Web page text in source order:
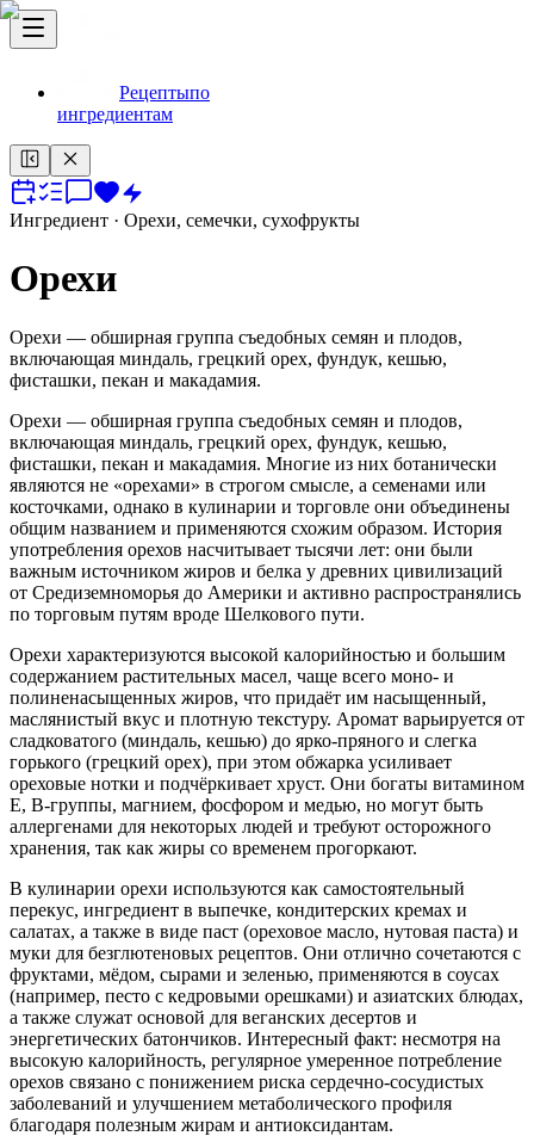
Рецептыпо
ингредиентам
Ингредиент · Орехи, семечки, сухофрукты
Орехи
Орехи — обширная группа съедобных семян и плодов,
включающая миндаль, грецкий орех, фундук, кешью,
фисташки, пекан и макадамия.
Орехи — обширная группа съедобных семян и плодов,
включающая миндаль, грецкий орех, фундук, кешью,
фисташки, пекан и макадамия. Многие из них ботанически
являются не «орехами» в строгом смысле, а семенами или
косточками, однако в кулинарии и торговле они объединены
общим названием и применяются схожим образом. История
употребления орехов насчитывает тысячи лет: они были
важным источником жиров и белка у древних цивилизаций
от Средиземноморья до Америки и активно распространялись
по торговым путям вроде Шелкового пути.
Орехи характеризуются высокой калорийностью и большим
содержанием растительных масел, чаще всего моно- и
полиненасыщенных жиров, что придаёт им насыщенный,
маслянистый вкус и плотную текстуру. Аромат варьируется от
сладковатого (миндаль, кешью) до ярко-пряного и слегка
горького (грецкий орех), при этом обжарка усиливает
ореховые нотки и подчёркивает хруст. Они богаты витамином
E, B-группы, магнием, фосфором и медью, но могут быть
аллергенами для некоторых людей и требуют осторожного
хранения, так как жиры со временем прогоркают.
В кулинарии орехи используются как самостоятельный
перекус, ингредиент в выпечке, кондитерских кремах и
салатах, а также в виде паст (ореховое масло, нутовая паста) и
муки для безглютеновых рецептов. Они отлично сочетаются с
фруктами, мёдом, сырами и зеленью, применяются в соусах
(например, песто с кедровыми орешками) и азиатских блюдах,
а также служат основой для веганских десертов и
энергетических батончиков. Интересный факт: несмотря на
высокую калорийность, регулярное умеренное потребление
орехов связано с понижением риска сердечно-сосудистых
заболеваний и улучшением метаболического профиля
благодаря полезным жирам и антиоксидантам.